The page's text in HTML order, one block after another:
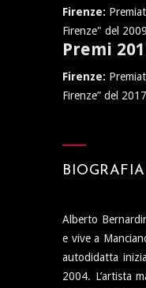
Firenze:
Firenze" del
Premi
Firenze:
Firenze” del 2017
BIOGRAFIA
Alberto
e vive a
autodidatta
2004. L’artista